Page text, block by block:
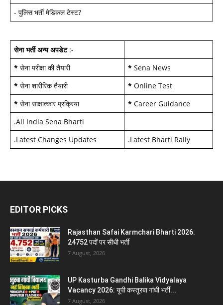
- पुलिस भर्ती मेडिकल टेस्ट?
सेना भर्ती अन्य अपडेट:-
* सेना परीक्षा की तैयारी * Sena News
* सेना शारीरिक तैयारी * Online Test
* सेना साक्षात्कार प्रक्रिया * Career Guidance
.All India Sena Bharti
.Latest Changes Updates .Latest Bharti Rally
EDITOR PICKS
Rajasthan Safai Karmchari Bharti 2026:
24752 पदों पर सीधी भर्ती
7 August, 2026
UP Kasturba Gandhi Balika Vidyalaya
Vacancy 2026: यूपी कस्तूरबा गांधी भर्ती...
7 August, 2026